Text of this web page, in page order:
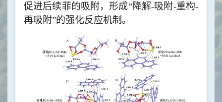
促进后续菲的吸附，形成“降解-吸附-重构-
再吸附”的强化反应机制。